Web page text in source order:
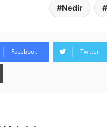
Nedir
Facebook Twitter
Yazdır